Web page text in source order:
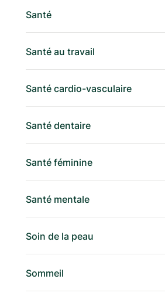
Santé
Santé au travail
Santé cardio-vasculaire
Santé dentaire
Santé féminine
Santé mentale
Soin de la peau
Sommeil